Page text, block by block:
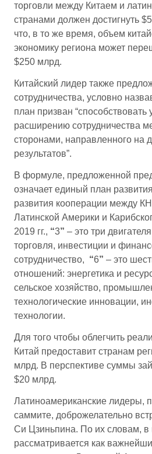
торговли между Китаем и
странами должен достигнуть
что, в то же время, объем
экономику региона может
$250 млрд.
Китайский лидер также
сотрудничества, условно
план призван “способствовать
расширению сотрудничества
сторонами, направленного на
результатов”.
В формуле, предложенной
означает единый план
развития кооперации между
Латинской Америки и
2019 гг., “3” – это три
торговля, инвестиции и
сотрудничество, “6” – это
отношений: энергетика и
сельское хозяйство,
технологические инновации,
технологии.
Для того чтобы облегчить
Китай предоставит странам
млрд. В перспективе суммы
$20 млрд.
Латиноамериканские лидеры,
саммите, доброжелательно
Си Цзиньпина. По их словам, в
рассматривается как